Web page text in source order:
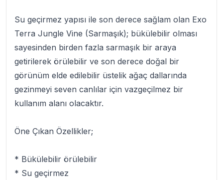
Su geçirmez yapısı ile son derece sağlam olan Exo
Terra Jungle Vine (Sarmaşık); bükülebilir olması
sayesinden birden fazla sarmaşık bir araya
getirilerek örülebilir ve son derece doğal bir
görünüm elde edilebilir üstelik ağaç dallarında
gezinmeyi seven canlılar için vazgeçilmez bir
kullanım alanı olacaktır.
Öne Çıkan Özellikler;
* Bükülebilir örülebilir
* Su geçirmez